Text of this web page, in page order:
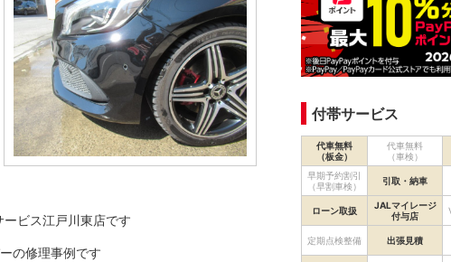
ビス江戸川東店です
の修理事例です
付帯サービス
代車無料
（板金）
代車無料
（車検）
早期予約割引
（早割車検）
引取・納車
ローン取扱
JALマイレージ
付与店
定期点検整備 出張見積